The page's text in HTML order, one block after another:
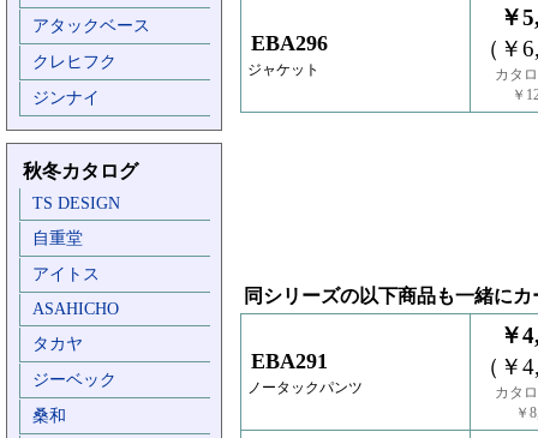
アタックベース
クレヒフク
ジンナイ
秋冬カタログ
TS DESIGN
自重堂
アイトス
ASAHICHO
タカヤ
ジーベック
桑和
EBA296
ジャケット
￥
（￥
カタ
￥
同シリーズの以下商品も一緒に
EBA291
ノータックパンツ
￥
（￥
カタ
￥